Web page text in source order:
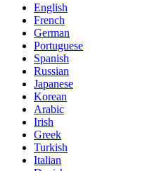
English
French
German
Portuguese
Spanish
Russian
Japanese
Korean
Arabic
Irish
Greek
Turkish
Italian